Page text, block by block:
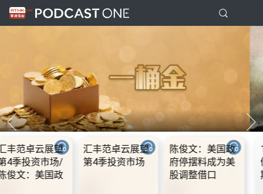
政
美
10.2.1 内地国庆
假期连中秋节假
期 不少内地旅客
10.2.2 2028年底
前当局提供额外
3000支高速充电
10.2.3
前当局提供
3000支高